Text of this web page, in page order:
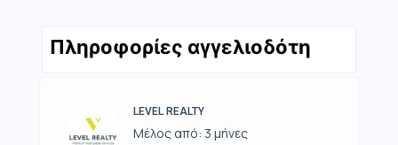
Πληροφορίες αγγελιοδότη
LEVEL REALTY
Μέλος από: 3 μήνες